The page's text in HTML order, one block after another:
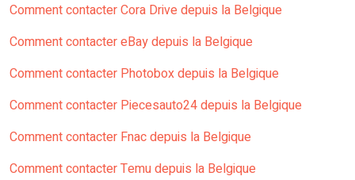
Comment contacter Cora Drive depuis la Belgique
Comment contacter eBay depuis la Belgique
Comment contacter Photobox depuis la Belgique
Comment contacter Piecesauto24 depuis la Belgique
Comment contacter Fnac depuis la Belgique
Comment contacter Temu depuis la Belgique